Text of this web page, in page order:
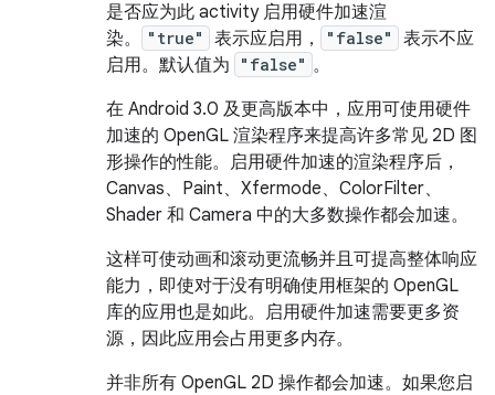
是否应为此 activity 启用硬件加速渲
染。
"true" 表示应启用， "false"
表示不应
启用。默认值为
"false" 。
在 Android 3.0 及更高版本中，应用可使用硬件
加速的 OpenGL 渲染程序来提高许多常见 2D 图
形操作的性能。启用硬件加速的渲染程序后，
Canvas、Paint、Xfermode、ColorFilter、
Shader 和 Camera 中的大多数操作都会加速。
这样可使动画和滚动更流畅并且可提高整体响应
能力，即使对于没有明确使用框架的 OpenGL
库的应用也是如此。启用硬件加速需要更多资
源，因此应用会占用更多内存。
并非所有 OpenGL 2D 操作都会加速。如果您启